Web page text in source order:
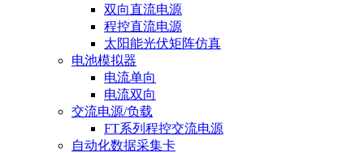
双向直流电源
程控直流电源
太阳能光伏矩阵仿真
电池模拟器
电流单向
电流双向
交流电源/负载
FT系列程控交流电源
自动化数据采集卡